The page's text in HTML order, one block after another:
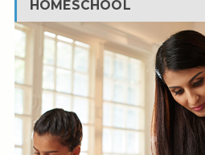
HOMESCHOOL